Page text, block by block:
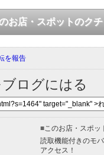
お店・スポットのク
を報告
ログにはる
■このお店・スポッ
読取機能付きのモ
アクセス！